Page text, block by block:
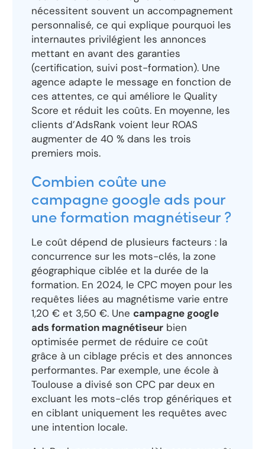
nécessitent souvent un accompagnement
personnalisé, ce qui explique pourquoi les
internautes privilégient les annonces
mettant en avant des garanties
(certification, suivi post-formation). Une
agence adapte le message en fonction de
ces attentes, ce qui améliore le Quality
Score et réduit les coûts. En moyenne, les
clients d’AdsRank voient leur ROAS
augmenter de 40 % dans les trois
premiers mois.
Combien coûte une
campagne google ads pour
une formation magnétiseur ?
Le coût dépend de plusieurs facteurs : la
concurrence sur les mots-clés, la zone
géographique ciblée et la durée de la
formation. En 2024, le CPC moyen pour les
requêtes liées au magnétisme varie entre
1,20 € et 3,50 €. Une campagne google
ads formation magnétiseur bien
optimisée permet de réduire ce coût
grâce à un ciblage précis et des annonces
performantes. Par exemple, une école à
Toulouse a divisé son CPC par deux en
excluant les mots-clés trop génériques et
en ciblant uniquement les requêtes avec
une intention locale.